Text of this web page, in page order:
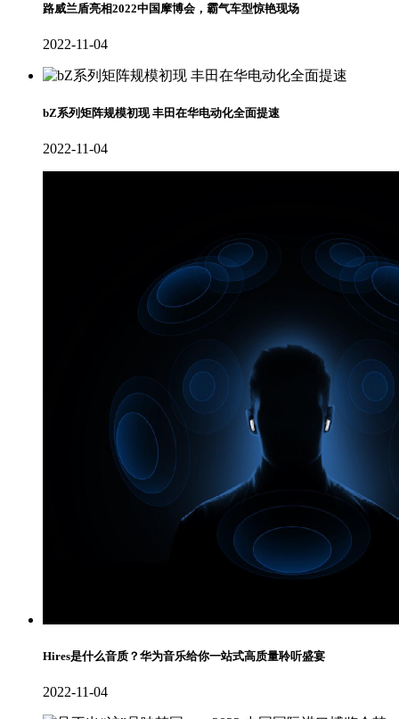
路威兰盾亮相2022中国摩博会，霸气车型惊艳现场
2022-11-04
bZ系列矩阵规模初现 丰田在华电动化全面提速
2022-11-04
Hires是什么音质？华为音乐给你一站式高质量聆听盛宴
2022-11-04